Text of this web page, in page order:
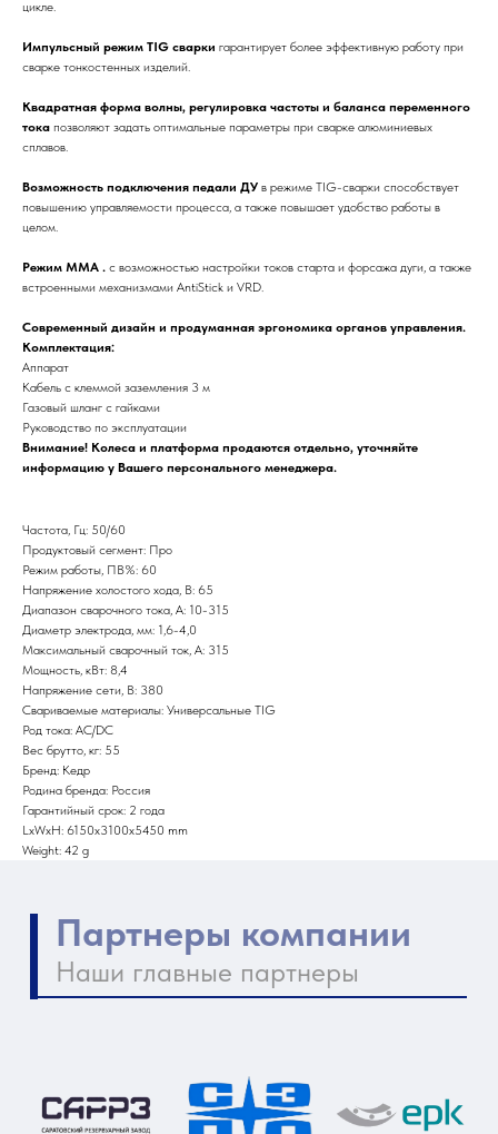
цикле.
Импульсный режим TIG сварки гарантирует более эффективную работу при
сварке тонкостенных изделий.
Квадратная форма волны, регулировка частоты и баланса переменного
тока позволяют задать оптимальные параметры при сварке алюминиевых
сплавов.
Возможность подключения педали ДУ в режиме TIG-сварки способствует
повышению управляемости процесса, а также повышает удобство работы в
целом.
Режим MMA . с возможностью настройки токов старта и форсажа дуги, а также
встроенными механизмами AntiStick и VRD.
Современный дизайн и продуманная эргономика органов управления.
Комплектация:
Аппарат
Кабель с клеммой заземления 3 м
Газовый шланг с гайками
Руководство по эксплуатации
Внимание! Колеса и платформа продаются отдельно, уточняйте
информацию у Вашего персонального менеджера.
Частота, Гц: 50/60
Продуктовый сегмент: Про
Режим работы, ПВ%: 60
Напряжение холостого хода, В: 65
Диапазон сварочного тока, А: 10-315
Диаметр электрода, мм: 1,6-4,0
Максимальный сварочный ток, А: 315
Мощность, кВт: 8,4
Напряжение сети, В: 380
Свариваемые материалы: Универсальные TIG
Род тока: AC/DC
Вес брутто, кг: 55
Бренд: Кедр
Родина бренда: Россия
Гарантийный срок: 2 года
LxWxH: 6150x3100x5450 mm
Weight: 42 g
Как нас найти